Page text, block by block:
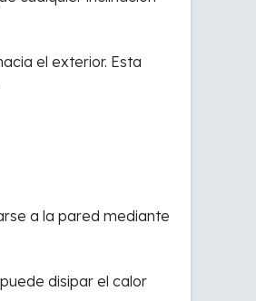
el exterior. Esta
a la pared mediante
disipar el calor